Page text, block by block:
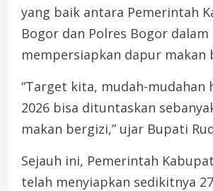
yang baik antara Pemerintah
Bogor dan Polres Bogor dalam
mempersiapkan dapur makan
“Target kita, mudah-mudahan
2026 bisa dituntaskan
makan bergizi,” ujar Bupati
Sejauh ini, Pemerintah
telah menyiapkan sedikitnya